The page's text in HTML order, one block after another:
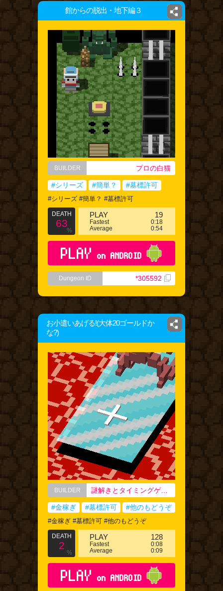
館からの脱出・地下編３
BUILDER プロの白猫
#シリーズ #簡単？ #墓標許可
#シリーズ #簡単？ #墓標許可
DEATH
63
%
PLAY 19
Fastest
0:18
Average
0:54
PLAY on ANDROID
Dungeon ID *305592
お小遣いあげる!(大体20ゴールドか
な?)
BUILDER 謎解きとタイミングゲー好きな無課金戦闘狂！
#金稼ぎ #墓標許可 #他のもどうぞ
#金稼ぎ #墓標許可 #他のもどうぞ
DEATH
2
%
PLAY 128
Fastest
0:08
Average
0:09
PLAY on ANDROID